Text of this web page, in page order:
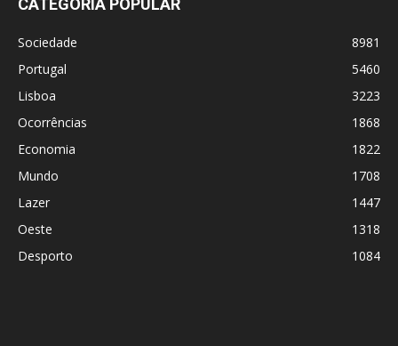
CATEGORIA POPULAR
Sociedade
8981
Portugal
5460
Lisboa
3223
Ocorrências
1868
Economia
1822
Mundo
1708
Lazer
1447
Oeste
1318
Desporto
1084